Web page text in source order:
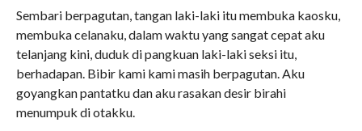
Sembari berpagutan, tangan laki-laki itu membuka kaosku,
membuka celanaku, dalam waktu yang sangat cepat aku
telanjang kini, duduk di pangkuan laki-laki seksi itu,
berhadapan. Bibir kami kami masih berpagutan. Aku
goyangkan pantatku dan aku rasakan desir birahi
menumpuk di otakku.